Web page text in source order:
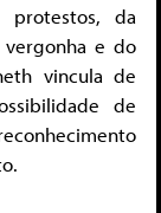
protestos, da
e do
vincula de
de